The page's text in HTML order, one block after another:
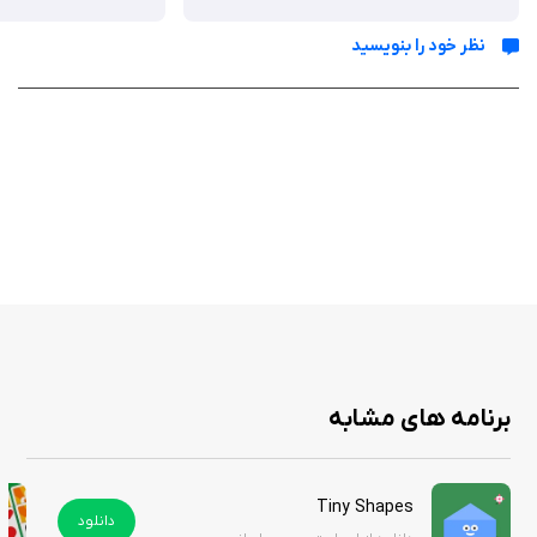
ویژگی‌ ها
گرافیک مدرن: طراحی بصری جذاب با الهام از سبک‌های رترو.
Anti Pong با ایجاد یک تغییر خلاقانه در فرمول کلاسیک Pong، تجربه‌ای تازه و
نظر خود را بنویسید
برنامه های مشابه
Tiny Shapes
دانلود